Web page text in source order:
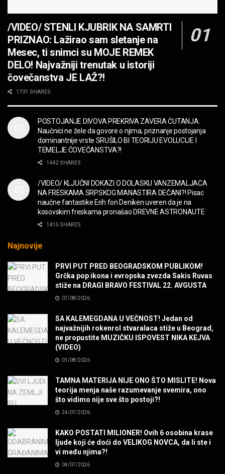
MUZIKA
OPASNO! ZZ TOP – Beer Drinkers and
Hellraisers
MUZIKA
“Missin’ Yo’ Kissin'” BILLY ZZ TOP
MUZIKA
DIVNA! Ogi & Magnifico
FILM
MUZIKA
POVRATAK Iron Maiden The Writing On The Wall
SENIDAHHH!
Miss You! Charlie Watts
MUZIKA
MUZIKA
MAD MAD DRUMMER!
/VIDEO/ STENLI KJUBRIK NA SAMRTI
PRIZNAO: Lažirao sam sletanje na
Mesec, ti snimci su MOJE REMEK
DELO! Najvažniji trenutak u istoriji
čovečanstva JE LAŽ?!
1731 SHARES
POSTOJANJE DIVOVA PREKRIVA ZAVERA ĆUTANJA:
Naučnici ne žele da govore o njima, priznanje postojanja
dominantnije vrste SRUŠILO BI TEORIJU EVOLUCIJE I
TEMELJE ČOVEČANSTVA?!
1442 SHARES
/VIDEO/ KLJUČNI DOKAZI O DOLASKU VANZEMALJACA
NA FRESKAMA SRPSKOG MANASTIRA DEČANI?! Pisac
naučne fantastike Erih fon Deniken uveren da je na
kosovskim freskama pronašao DREVNE ASTRONAUTE
1415 SHARES
Najnovije
PRVI PUT PRED BEOGRADSKOM PUBLIKOM!
Grčka pop ikona i evropska zvezda Sakis Ruvas
stiže na DRAGI BRAVO FESTIVAL 22. AVGUSTA
07/08/2026
SA KALEMEGDANA U VEČNOST! Jedan od
najvažnijih rokenrol stvaralaca stiže u Beograd,
ne propustite MUZIČKU ISPOVEST NIKA KEJVA
(VIDEO)
01/08/2026
TAMNA MATERIJA NIJE ONO ŠTO MISLITE! Nova
teorija menja naše razumevanje svemira, ono
što vidimo nije sve što postoji?!
24/07/2026
KAKO POSTATI MILIONER! Ovih 6 osobina krase
ljude koji će doći do VELIKOG NOVCA, da li ste i
vi među njima?!
04/07/2026